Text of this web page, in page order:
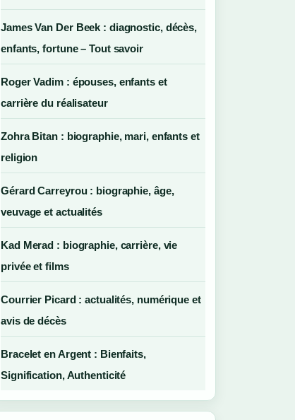
James Van Der Beek : diagnostic, décès,
enfants, fortune – Tout savoir
Roger Vadim : épouses, enfants et
carrière du réalisateur
Zohra Bitan : biographie, mari, enfants et
religion
Gérard Carreyrou : biographie, âge,
veuvage et actualités
Kad Merad : biographie, carrière, vie
privée et films
Courrier Picard : actualités, numérique et
avis de décès
Bracelet en Argent : Bienfaits,
Signification, Authenticité